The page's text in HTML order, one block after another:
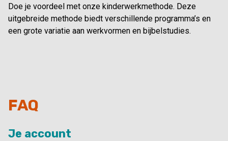
Doe je voordeel met onze kinderwerkmethode. Deze
uitgebreide methode biedt verschillende programma’s en
een grote variatie aan werkvormen en bijbelstudies.
FAQ
Je account